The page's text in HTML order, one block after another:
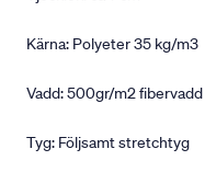
Kärna: Polyeter 35 kg/m3
Vadd: 500gr/m2 fibervadd
Tyg: Följsamt stretchtyg